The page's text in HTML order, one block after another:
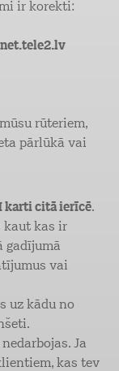
ir korekti:
rūteriem,
pārlūkā vai
karti citā ierīcē.
kaut kas ir
gadījumā
vai
uz kādu no
Ja
kas tev